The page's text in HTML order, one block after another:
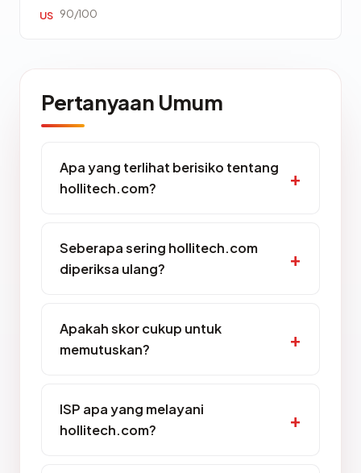
US 90/100
Pertanyaan Umum
Apa yang terlihat berisiko tentang
hollitech.com?
Seberapa sering hollitech.com
diperiksa ulang?
Apakah skor cukup untuk
memutuskan?
ISP apa yang melayani
hollitech.com?